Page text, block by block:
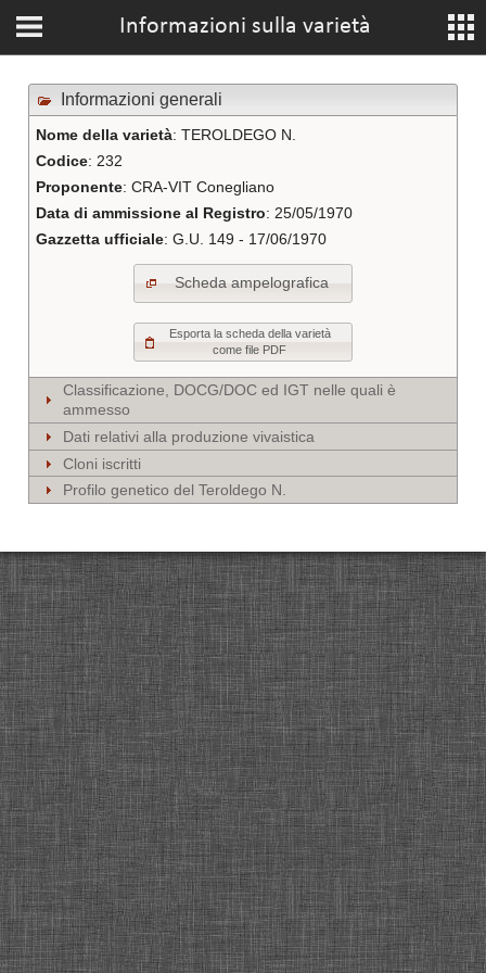
Informazioni sulla varietà
Informazioni generali
Nome della varietà: TEROLDEGO N.
Codice: 232
Proponente: CRA-VIT Conegliano
Data di ammissione al Registro: 25/05/1970
Gazzetta ufficiale: G.U. 149 - 17/06/1970
Scheda ampelografica
Esporta la scheda della varietà
come file PDF
Classificazione, DOCG/DOC ed IGT nelle quali è
ammesso
Dati relativi alla produzione vivaistica
Cloni iscritti
Profilo genetico del Teroldego N.